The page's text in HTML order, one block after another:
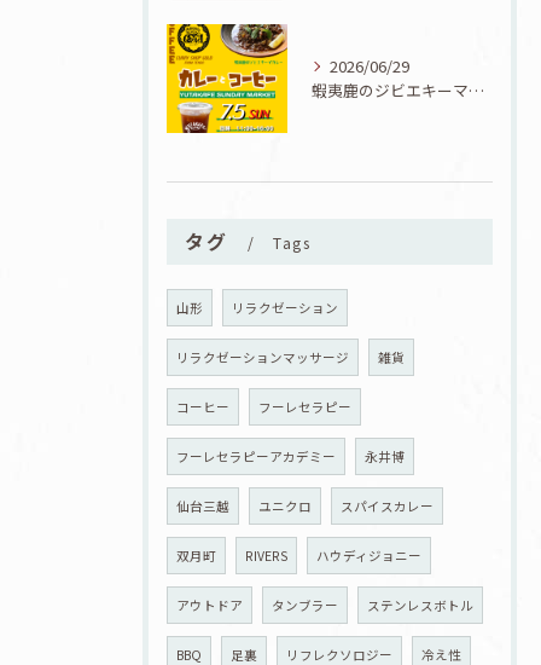
2026/06/29
蝦夷鹿のジビエキーマカレーが食べられる7/5『カレーとコーヒーと七夕』開催！
タグ Tags
山形 リラクゼーション
リラクゼーションマッサージ 雑貨
コーヒー フーレセラピー
フーレセラピーアカデミー 永井博
仙台三越 ユニクロ スパイスカレー
双月町 RIVERS ハウディジョニー
アウトドア タンブラー ステンレスボトル
BBQ 足裏 リフレクソロジー 冷え性